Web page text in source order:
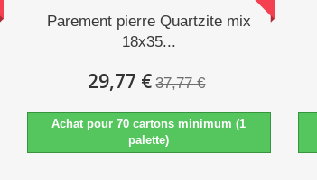
Parement pierre Quartzite mix
18x35...
29,77 € 37,77 €
Achat pour 70 cartons minimum (1
palette)